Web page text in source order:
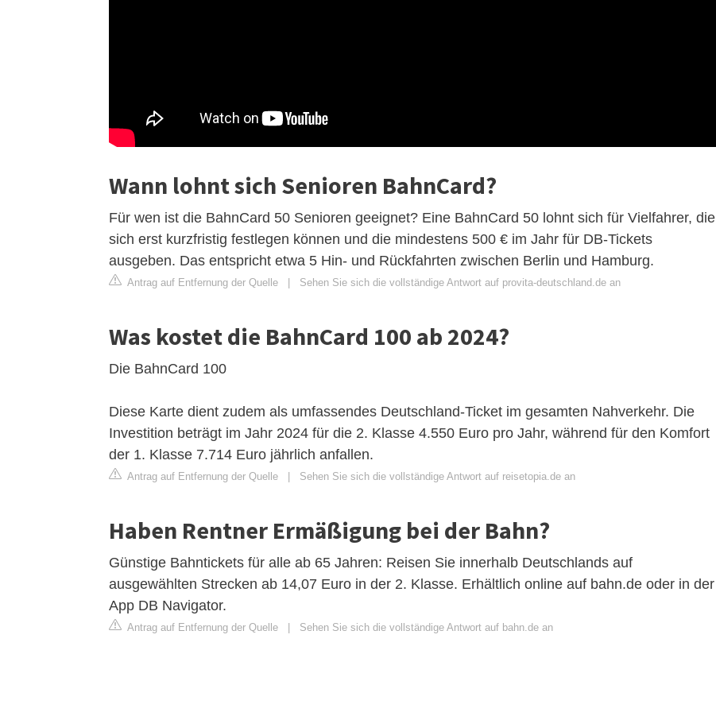
Wann lohnt sich Senioren BahnCard?
Für wen ist die BahnCard 50 Senioren geeignet? Eine BahnCard 50 lohnt sich für Vielfahrer, die
sich erst kurzfristig festlegen können und die mindestens 500 € im Jahr für DB-Tickets
ausgeben. Das entspricht etwa 5 Hin- und Rückfahrten zwischen Berlin und Hamburg.
Antrag auf Entfernung der Quelle | Sehen Sie sich die vollständige Antwort auf provita-deutschland.de an
Was kostet die BahnCard 100 ab 2024?
Die BahnCard 100
Diese Karte dient zudem als umfassendes Deutschland-Ticket im gesamten Nahverkehr. Die
Investition beträgt im Jahr 2024 für die 2. Klasse 4.550 Euro pro Jahr, während für den Komfort
der 1. Klasse 7.714 Euro jährlich anfallen.
Antrag auf Entfernung der Quelle | Sehen Sie sich die vollständige Antwort auf reisetopia.de an
Haben Rentner Ermäßigung bei der Bahn?
Günstige Bahntickets für alle ab 65 Jahren: Reisen Sie innerhalb Deutschlands auf
ausgewählten Strecken ab 14,07 Euro in der 2. Klasse. Erhältlich online auf bahn.de oder in der
App DB Navigator.
Antrag auf Entfernung der Quelle | Sehen Sie sich die vollständige Antwort auf bahn.de an